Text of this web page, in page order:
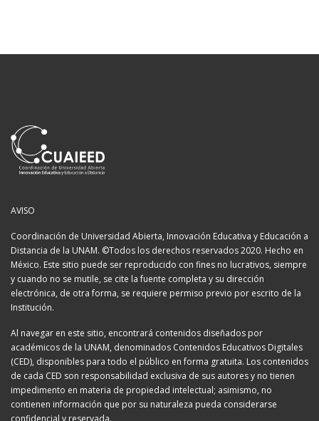
AVISO
Coordinación de Universidad Abierta, Innovación Educativa y Educación a
Distancia de la UNAM. ©Todos los derechos reservados 2020. Hecho en
México. Este sitio puede ser reproducido con fines no lucrativos, siempre
y cuando no se mutile, se cite la fuente completa y su dirección
electrónica, de otra forma, se requiere permiso previo por escrito de la
Institución.
Al navegar en este sitio, encontrará contenidos diseñados por
académicos de la UNAM, denominados Contenidos Educativos Digitales
(CED), disponibles para todo el público en forma gratuita. Los contenidos
de cada CED son responsabilidad exclusiva de sus autores y no tienen
impedimento en materia de propiedad intelectual; asimismo, no
contienen información que por su naturaleza pueda considerarse
confidencial y reservada.